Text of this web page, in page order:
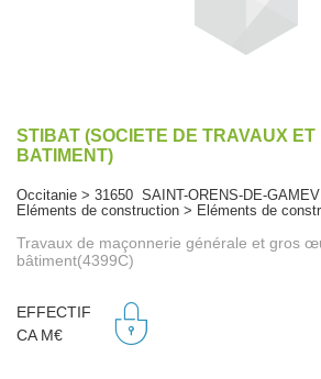
STIBAT (SOCIETE DE TRAVAUX
BATIMENT)
Occitanie > 31650 SAINT-ORENS-DE-
Eléments de construction > Eléments de
Travaux de maçonnerie générale et gros
bâtiment(4399C)
EFFECTIF
CA M€